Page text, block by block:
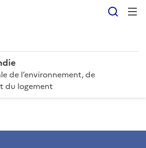
de l’environnement, de
du logement